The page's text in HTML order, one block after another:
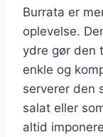
Burrata er
oplevelse.
ydre gør den
enkle og
serverer den
salat eller
altid